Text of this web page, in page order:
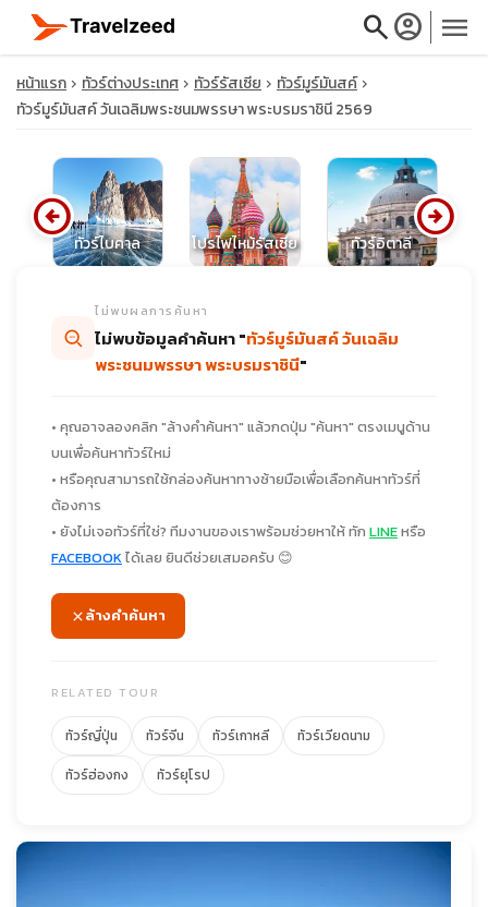
searchaccount_circle menu
close
travel_explore
search
หน้าแรก ทัวร์ต่างประเทศ ทัวร์รัสเซีย
ทัวร์มูร์มันสค์
ทัวร์มูร์มันสค์ วันเฉลิมพระชนมพรรษา พระบรมราชินี 2569
ทัวร์ไบคาล โปรไฟไหม้รัสเซีย ทัวร์อิตาลี
arrow_circle_left arrow_circle_right
ไม่พบผลการค้นหา
ไม่พบข้อมูลคำค้นหา "ทัวร์มูร์มันสค์ วันเฉลิม
พระชนมพรรษา พระบรมราชินี"
• คุณอาจลองคลิก "ล้างคำค้นหา" แล้วกดปุ่ม "ค้นหา" ตรงเมนูด้าน
บนเพื่อค้นหาทัวร์ใหม่
• หรือคุณสามารถใช้กล่องค้นหาทางซ้ายมือเพื่อเลือกค้นหาทัวร์ที่
ต้องการ
• ยังไม่เจอทัวร์ที่ใช่? ทีมงานของเราพร้อมช่วยหาให้ ทัก LINEหรือ
FACEBOOKได้เลย ยินดีช่วยเสมอครับ 😊
ล้างคำค้นหา
RELATED TOUR
ทัวร์ญี่ปุ่น ทัวร์จีน ทัวร์เกาหลี
ทัวร์เวียดนาม
ทัวร์ฮ่องกง
ทัวร์ยุโรป